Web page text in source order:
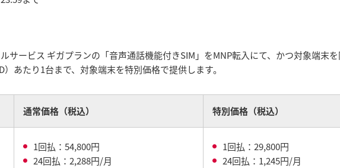
サービス ギガプランの「音声通話機能付きSIM」をMNP転入にて、かつ対象端末
あたり1台まで、対象端末を特別価格で提供します。
通常価格（税込） 特別価格（税込）
1回払：54,800円
24回払：2,288円/月
1回払：29,800円
24回払：1,245円/月